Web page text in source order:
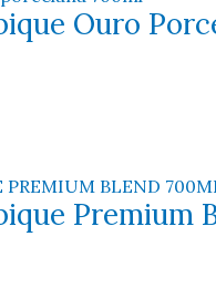
Ouro
Premium